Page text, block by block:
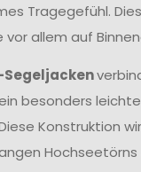
Tragegefühl.
vor allem auf
besonders
Konstruktion